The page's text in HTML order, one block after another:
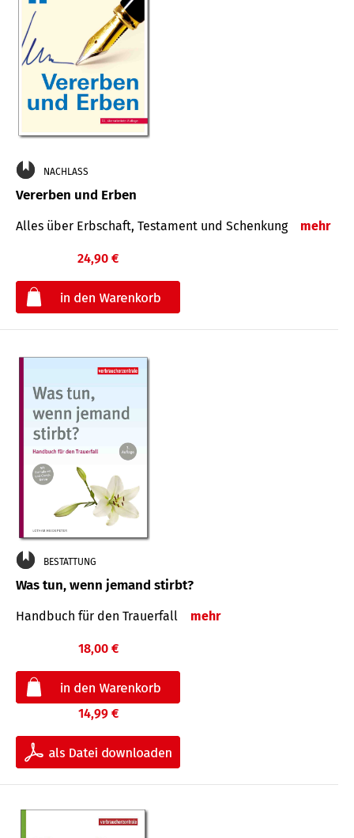
NACHLASS
Vererben und Erben
Alles über Erbschaft, Testament und Schenkung mehr
24,90 €
BESTATTUNG
Was tun, wenn jemand stirbt?
Handbuch für den Trauerfall mehr
18,00 €
14,99 €